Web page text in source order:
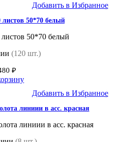
Добавить в Избранное
50*70 белый
50*70 белый
(120 шт.)
₽
Добавить в Избранное
линиии в асс. красная
линиии в асс. красная